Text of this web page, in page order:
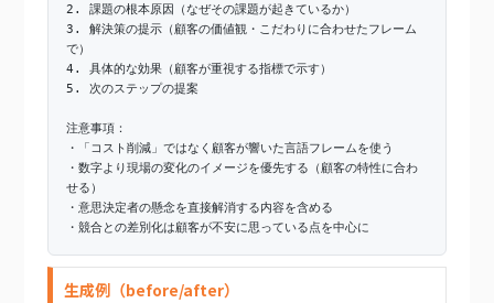
2. 課題の根本原因（なぜその課題が起きているか）
3. 解決策の提示（顧客の価値観・こだわりに合わせたフレーム
で）
4. 具体的な効果（顧客が重視する指標で示す）
5. 次のステップの提案
注意事項：
・「コスト削減」ではなく顧客が響いた言語フレームを使う
・数字より現場の変化のイメージを優先する（顧客の特性に合わ
せる）
・意思決定者の懸念を直接解消する内容を含める
・競合との差別化は顧客が不安に思っている点を中心に
生成例（before/after）